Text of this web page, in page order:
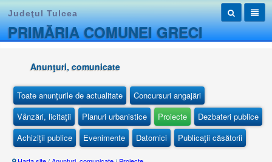
Judeţul Tulcea
PRIMĂRIA COMUNEI GRECI
Anunţuri, comunicate
Toate anunţurile de actualitate
Concursuri angajări
Vânzări, licitaţii
Planuri urbanistice Proiecte
Dezbateri publice
Achiziţii publice
Evenimente Datornici Publicaţii căsătorii